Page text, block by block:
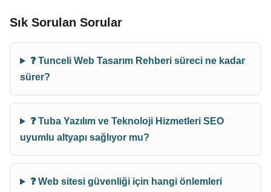
Sık Sorulan Sorular
❓ Tunceli Web Tasarım Rehberi süreci ne kadar
sürer?
❓ Tuba Yazılım ve Teknoloji Hizmetleri SEO
uyumlu altyapı sağlıyor mu?
❓ Web sitesi güvenliği için hangi önlemleri